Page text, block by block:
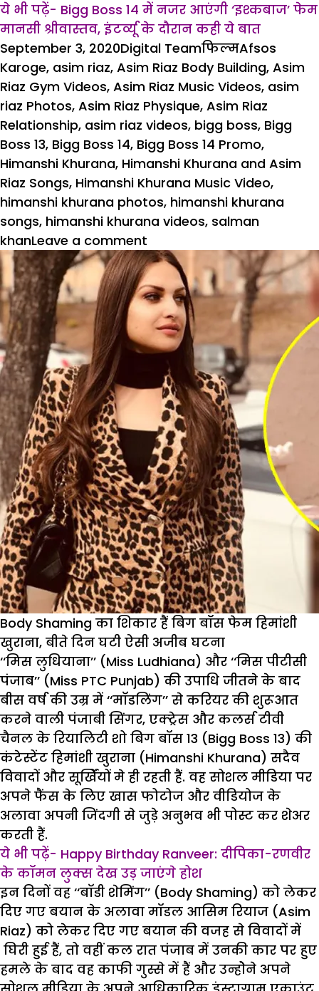
ये भी पढ़ें- Bigg Boss 14 में नजर आएंगी ‘इश्कबाज’ फेम
मानसी श्रीवास्तव, इंटर्व्यू के दौरान कही ये बात
Posted
on
September 3, 2020Author
Digital TeamCategories
फिल्मTags
Afsos
Karoge, asim riaz, Asim Riaz Body Building, Asim
Riaz Gym Videos, Asim Riaz Music Videos, asim
riaz Photos, Asim Riaz Physique, Asim Riaz
Relationship, asim riaz videos, bigg boss, Bigg
Boss 13, Bigg Boss 14, Bigg Boss 14 Promo,
Himanshi Khurana, Himanshi Khurana and Asim
Riaz Songs, Himanshi Khurana Music Video,
himanshi khurana photos, himanshi khurana
songs, himanshi khurana videos, salman
khanLeave a comment
असीम
रियाज
और
हिमांशी
खुराना
ने
दिया
फैंस
को
सरप्राइज,
आज
रिलीज
होगा
नया
म्यूजिक
वीडियो
Body Shaming का शिकार हैं बिग बॉस फेम हिमांशी
खुराना, बीते दिन घटी ऐसी अजीब घटना
‘‘मिस लुधियाना’’ (Miss Ludhiana) और ‘‘मिस पीटीसी
पंजाब’’ (Miss PTC Punjab) की उपाधि जीतने के बाद
बीस वर्ष की उम्र में ‘‘माॅडलिंग’’ से करियर की शुरूआत
करने वाली पंजाबी सिंगर, एक्ट्रेस और कलर्स टीवी
चैनल के रियालिटी शो बिग बॉस 13 (Bigg Boss 13) की
कंटेस्टेंट हिमांशी खुराना (Himanshi Khurana) सदैव
विवादों और सूर्खिेंयों मे ही रहती हैं. वह सोशल मीडिया पर
अपने फैंस के लिए खास फोटोज और वीडियोज के
अलावा अपनी जिंदगी से जुड़े अनुभव भी पोस्ट कर शेअर
करती हैं.
ये भी पढ़ें- Happy Birthday Ranveer: दीपिका-रणवीर
के कॉमन लुक्स देख उड़ जाएंगे होश
इन दिनों वह ‘‘बाॅडी शेमिंग’’ (Body Shaming) को लेकर
दिए गए बयान के अलावा मॉडल आसिम रियाज (Asim
Riaz) को लेकर दिए गए बयान की वजह से विवादों में
घिरी हुई हैं, तो वहीं कल रात पंजाब में उनकी कार पर हुए
हमले के बाद वह काफी गुस्से में हैं और उन्होेने अपने